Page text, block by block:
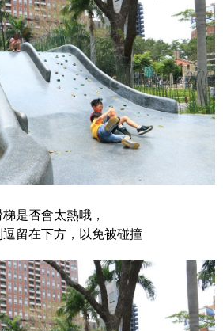
是否會太熱哦，
留在下方，以免被碰撞